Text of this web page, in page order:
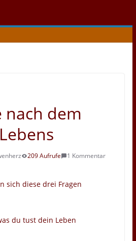
nach dem
209 Aufrufe
1 Kommentar
sich diese drei Fragen
du tust dein Leben